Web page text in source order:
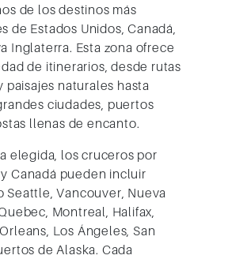
de los destinos más
de Estados Unidos, Canadá,
Inglaterra. Esta zona ofrece
de itinerarios, desde rutas
paisajes naturales hasta
ciudades, puertos
llenas de encanto.
elegida, los cruceros por
Canadá pueden incluir
Seattle, Vancouver, Nueva
Montreal, Halifax,
Los Ángeles, San
de Alaska. Cada